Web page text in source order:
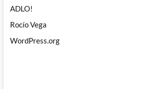
ADLO!
Rocío Vega
WordPress.org